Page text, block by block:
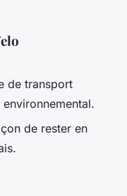
de transport
de rester en